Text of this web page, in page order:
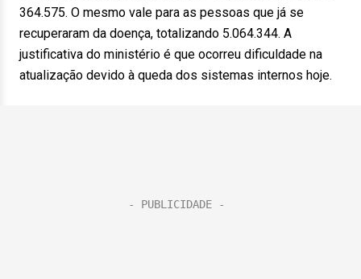
364.575. O mesmo vale para as pessoas que já se
recuperaram da doença, totalizando 5.064.344. A
justificativa do ministério é que ocorreu dificuldade na
atualização devido à queda dos sistemas internos hoje.